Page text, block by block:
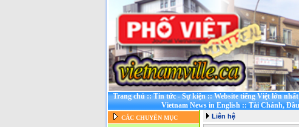
Trang chủ::Tin tức - Sự kiện::Website tiếng Việt lớn
Vietnam News in English::Tài Chánh,
CÁC CHUYÊN MỤC Liên hệ